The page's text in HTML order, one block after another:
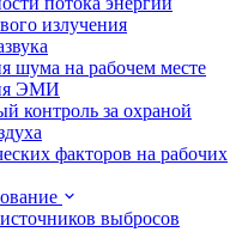
излучения
шума на рабочем месте
ЭМИ
контроль за охраной
факторов на рабочих
выбросов